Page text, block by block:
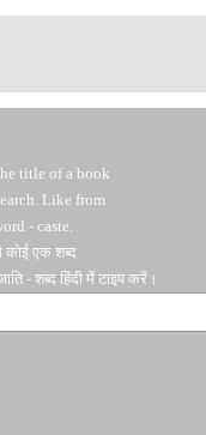
title of a book
Like from
- caste.
कोई एक शब्द
- शब्द हिंदी में टाइप करें।